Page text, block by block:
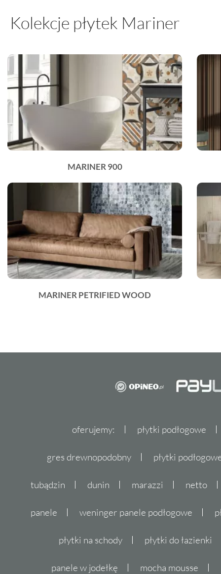
Kolekcje płytek Mariner
MARINER 900
MARINER PETRIFIED WOOD
oferujemy: płytki podłogowe
gres drewnopodobny płytki
tubądzin dunin marazzi netto
panele weninger panele podłogowe
płytki na schody płytki do łazienki
panele w jodełkę mocha mousse